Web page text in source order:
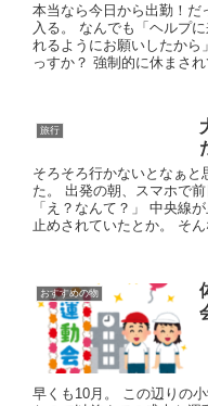
本当なら今日から出勤！だ
入る。 なんでも「ヘルプ
れるようにお願いしたから
っすか？ 強制的に休まさ
旅行
そろそろ行かないとなぁと
た。 出発の朝、スマホで
「え？なんて？」 中央線
止めされていたとか。 そ
おすすめの物
早くも10月。 この辺りの